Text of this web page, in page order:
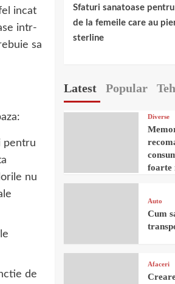
incat
intr-
sa
pentru
nu
de
Sfaturi sanatoase
de la femeile care au
sterline
Latest Popular
Diverse
foarte
Auto
Cum
Afaceri